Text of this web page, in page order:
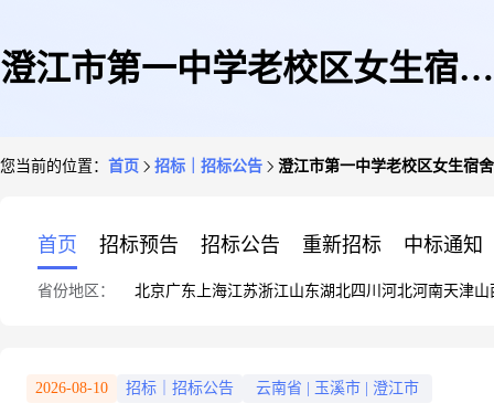
澄江市第一中学老校区女生宿舍
您当前的位置： 首页 招标｜招标公告 澄江市第一中学老校区女生宿
首页 招标预告 招标公告 重新招标 中标通知
省份地区： 北京广东 上海江苏浙江山东湖北四川 河北河南天津山
2026-08-10 招标｜招标公告 云南省 玉溪市 澄江市